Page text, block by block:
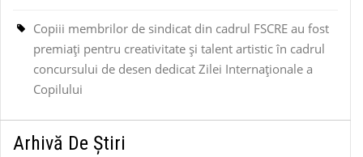
Copiii membrilor de sindicat din cadrul FSCRE au fost
premiați pentru creativitate și talent artistic în cadrul
concursului de desen dedicat Zilei Internaționale a
Copilului
Arhivă De Știri